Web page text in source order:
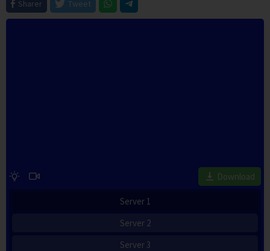
Sharer
Tweet
Download
Server 1
Server 2
Server 3